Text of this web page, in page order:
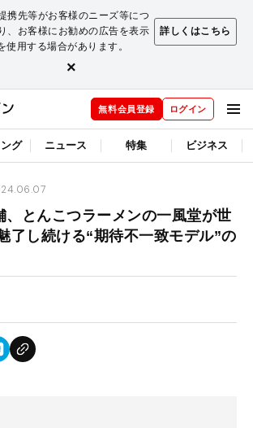
携先等がお客様のニーズ等につ
、お客様にお勧めの広告を表示
用する場合があります。
詳しくはこちら
×
無料会員登録 ログイン
グ ニュース 特集 ビジネス
、とんこつラーメンの一風堂が世
了し続ける“期待不一致モデル”の